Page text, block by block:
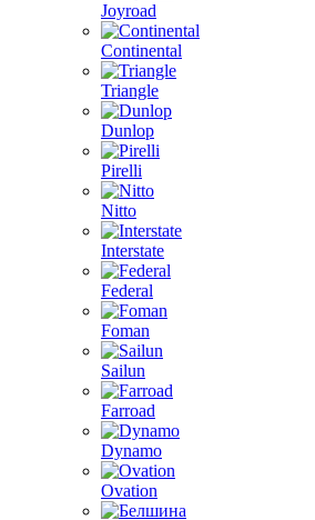
Joyroad
Continental
Triangle
Dunlop
Pirelli
Nitto
Interstate
Federal
Foman
Sailun
Farroad
Dynamo
Ovation